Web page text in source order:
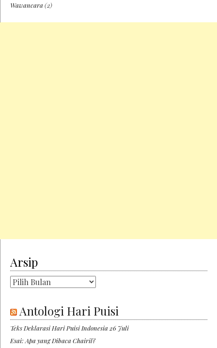
Wawancara (2)
Arsip
Arsip
Antologi Hari Puisi
Teks Deklarasi Hari Puisi Indonesia 26 Juli
Esai: Apa yang Dibaca Chairil?